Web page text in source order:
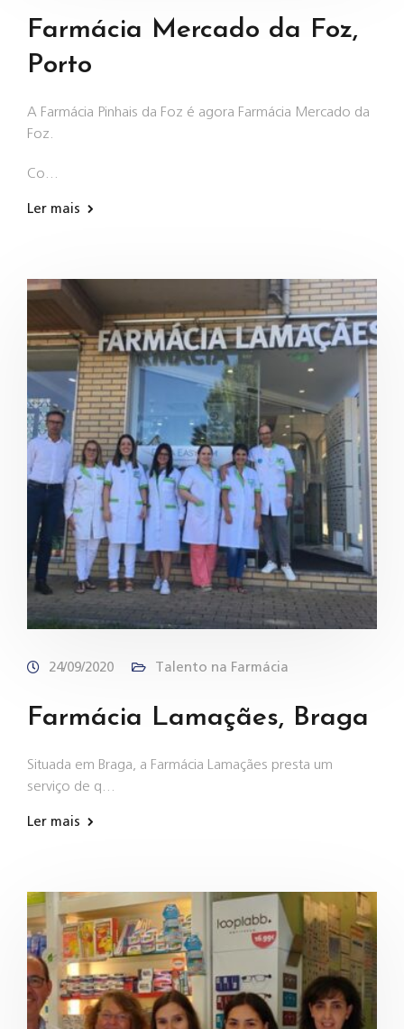
Farmácia Mercado da Foz,
Porto
A Farmácia Pinhais da Foz é agora Farmácia Mercado da
Foz.
Co…
Ler mais
24/09/2020 Talento na Farmácia
Farmácia Lamaçães, Braga
Situada em Braga, a Farmácia Lamaçães presta um
serviço de q…
Ler mais